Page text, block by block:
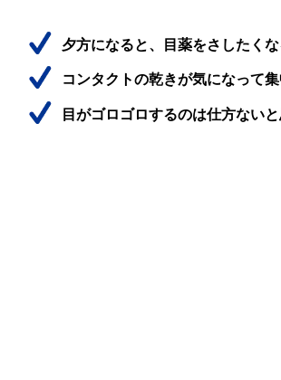
夕方になると、目薬をさしたく
コンタクトの乾きが気になって
目がゴロゴロするのは仕方ない